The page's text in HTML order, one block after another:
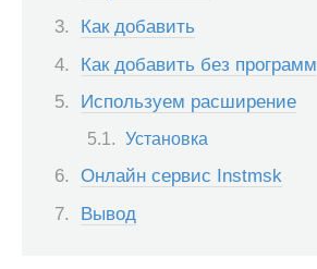
Как добавить
Как добавить без программ
Используем расширение
Установка
Онлайн сервис Instmsk
Вывод